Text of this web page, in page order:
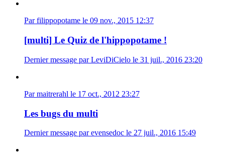
Par filippopotame le 09 nov., 2015 12:37
[multi] Le Quiz de l'hippopotame !
Dernier message par LeviDiCielo le 31 juil., 2016 23:20
Par maitrerahl le 17 oct., 2012 23:27
Les bugs du multi
Dernier message par evensedoc le 27 juil., 2016 15:49